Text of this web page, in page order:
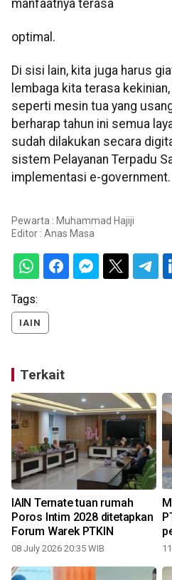
manfaatnya terasa
optimal.
Di sisi lain, kita juga harus
lembaga kita terasa
seperti mesin tua yang
berharap tahun ini semua
sudah dilakukan secara
sistem Pelayanan Terpadu
implementasi e-government.
Pewarta : Muhammad Hajiji
Editor : Anas Masa
Tags:
IAIN
Terkait
IAIN Ternate tuan rumah
Poros Intim 2028 ditetapkan
Forum Warek PTKIN
08 July 2026 20:35 WIB